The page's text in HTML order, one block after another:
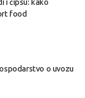
i čipsu: kako
food
o uvozu